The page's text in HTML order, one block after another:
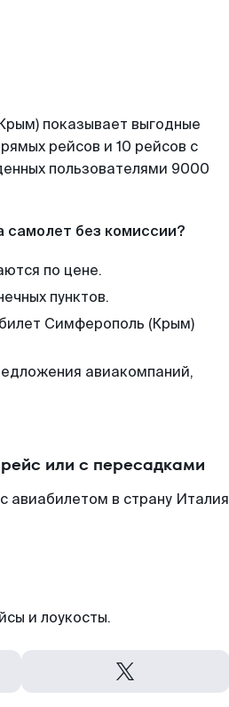
показывает выгодные
рейсов и 10 рейсов с
пользователями 9000
самолет без комиссии?
по цене.
пунктов.
Симферополь (Крым)
авиакомпаний,
или с пересадками
в страну Италия
и лоукосты.